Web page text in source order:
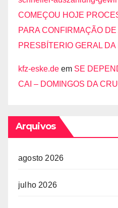
COMEÇOU HOJE
PARA CONFIRMAÇÃO
PRESBÍTERIO GERAL DA
kfz-eske.de em SE
CAI – DOMINGOS DA
Arquivos
agosto 2026
julho 2026